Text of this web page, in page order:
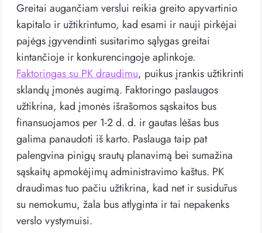
Greitai augančiam verslui reikia greito apyvartinio
kapitalo ir užtikrintumo, kad esami ir nauji pirkėjai
pajėgs įgyvendinti susitarimo sąlygas greitai
kintančioje ir konkurencingoje aplinkoje.
Faktoringas su PK draudimu, puikus įrankis užtikrinti
sklandų įmonės augimą. Faktoringo paslaugos
užtikrina, kad įmonės išrašomos sąskaitos bus
finansuojamos per 1-2 d. d. ir gautas lėšas bus
galima panaudoti iš karto. Paslauga taip pat
palengvina pinigų srautų planavimą bei sumažina
sąskaitų apmokėjimų administravimo kaštus. PK
draudimas tuo pačiu užtikrina, kad net ir susidūrus
su nemokumu, žala bus atlyginta ir tai nepakenks
verslo vystymuisi.